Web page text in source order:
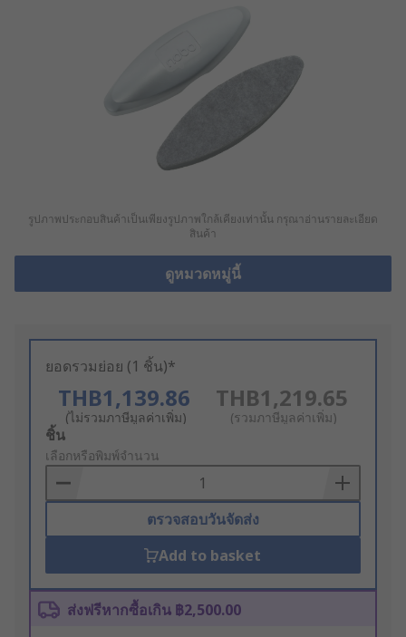
รูปภาพประกอบสินค้าเป็นเพียงรูปภาพใกล้เคียงเท่านั้น กรุณาอ่านรายละเอียด
สินค้า
ดูหมวดหมู่นี้
ยอดรวมย่อย (1 ชิ้น)*
THB1,139.86
(ไม่รวมภาษีมูลค่าเพิ่ม)
THB1,219.65
(รวมภาษีมูลค่าเพิ่ม)
Add
to
Basket
ชิ้น
เลือกหรือพิมพ์จำนวน
ตรวจสอบวันจัดส่ง
Add to basket
ส่งฟรีหากซื้อเกิน ฿2,500.00